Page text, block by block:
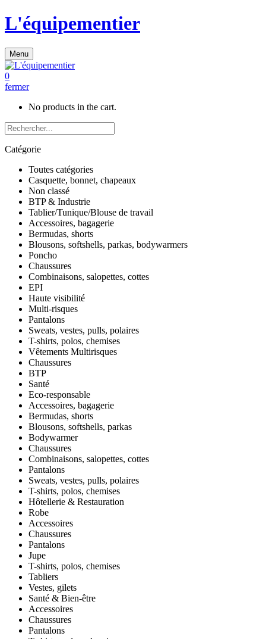
L'équipementier
Menu
0
fermer
No products in the cart.
Catégorie
Toutes catégories
Casquette, bonnet, chapeaux
Non classé
BTP & Industrie
Tablier/Tunique/Blouse de travail
Accessoires, bagagerie
Bermudas, shorts
Blousons, softshells, parkas, bodywarmers
Poncho
Chaussures
Combinaisons, salopettes, cottes
EPI
Haute visibilité
Multi-risques
Pantalons
Sweats, vestes, pulls, polaires
T-shirts, polos, chemises
Vêtements Multirisques
Chaussures
BTP
Santé
Eco-responsable
Accessoires, bagagerie
Bermudas, shorts
Blousons, softshells, parkas
Bodywarmer
Chaussures
Combinaisons, salopettes, cottes
Pantalons
Sweats, vestes, pulls, polaires
T-shirts, polos, chemises
Hôtellerie & Restauration
Robe
Accessoires
Chaussures
Pantalons
Jupe
T-shirts, polos, chemises
Tabliers
Vestes, gilets
Santé & Bien-être
Accessoires
Chaussures
Pantalons